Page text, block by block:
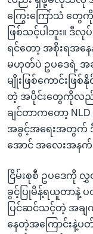
ကြွေးကြော်သံ တွေ
ဖြစ်သင့်ပါဘူး။
ရင်တော့ အစိုးရအန
မဟုတ်ပဲ ဥပဒေရဲ့ အ
မျိုးဖြစ်ကောင်းဖြ
တဲ့ အပိုင်းတွေကိုလည်း
ချင်တာကတော့
အခွင့်အရေးအတွက် ဒီ
အောင် အလေးအနက်
ငြိမ်းစုစီ ဥပဒေကို
ခွင့်ပြုမိန့်ရယူတာနဲ့
ပြင်ဆင်သင့်တဲ့ အခ
နေတဲ့အကြောင်းနဲ့